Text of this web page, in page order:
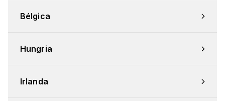
Bélgica
Hungria
Irlanda